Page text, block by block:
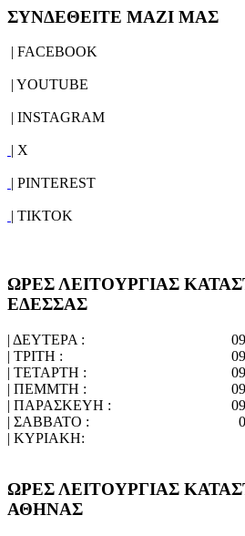
ΣΥΝΔΕΘΕΙΤΕ ΜΑΖΙ ΜΑΣ
| FACEBOOK
| YOUTUBE
| INSTAGRAM
| X
| PINTEREST
| TIKTOK
ΩΡΕΣ ΛΕΙΤΟΥΡΓΙΑΣ
ΕΔΕΣΣΑΣ
| ΔΕΥΤΕΡΑ :
| ΤΡΙΤΗ :
| ΤΕΤΑΡΤΗ :
| ΠΕΜΜΤΗ :
| ΠΑΡΑΣΚΕΥΗ :
| ΣΑΒΒΑΤΟ :
| ΚΥΡΙΑΚΗ:
ΩΡΕΣ ΛΕΙΤΟΥΡΓΙΑΣ
ΑΘΗΝΑΣ